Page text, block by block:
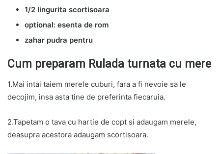
1/2 lingurita scortisoara
optional: esenta de rom
zahar pudra pentru
Cum preparam Rulada turnata cu mere
1.Mai intai taiem merele cuburi, fara a fi nevoie sa le
decojim, insa asta tine de preferinta fiecaruia.
2.Tapetam o tava cu hartie de copt si adaugam merele,
deasupra acestora adaugam scortisoara.